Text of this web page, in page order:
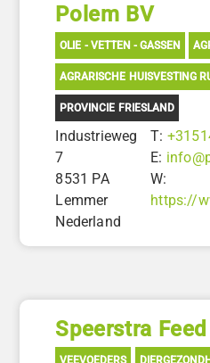
Polem BV
OLIE - VETTEN - GASSEN
AGRARISCHE HUISVESTING
PROVINCIE FRIESLAND
Industrieweg
7
8531 PA
Lemmer
Nederland
T:
E:
W:
https://
Speerstra
VEEVOEDERS